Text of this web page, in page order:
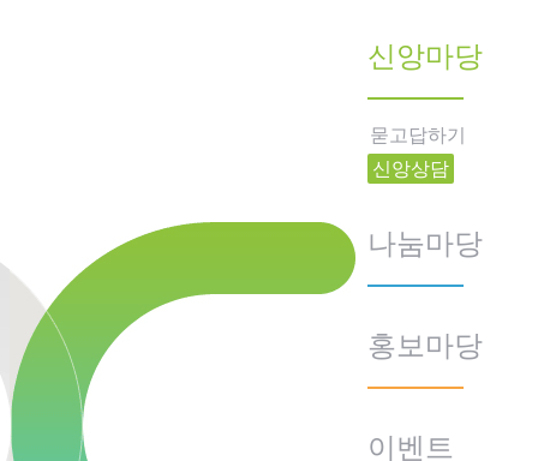
신앙마당
묻고답하기
신앙상담
나눔마당
홍보마당
이벤트